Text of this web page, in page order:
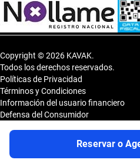
Reservar o
Copyright © 2026 KAVAK.
Todos los derechos reservados.
Políticas de Privacidad
Términos y Condiciones
Información del usuario financiero
Defensa del Consumidor
Shopping DOT 3er Subsuelo- Vedia